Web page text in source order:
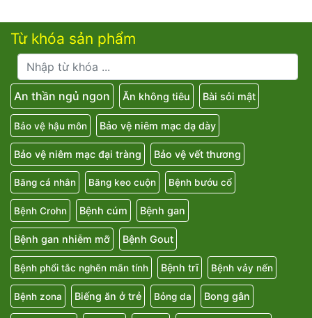
Từ khóa sản phẩm
An thần ngủ ngon Ăn không tiêu Bài sỏi mật
Bảo vệ hậu môn Bảo vệ niêm mạc dạ dày
Bảo vệ niêm mạc đại tràng Bảo vệ vết thương
Băng cá nhân Băng keo cuộn Bệnh bướu cổ
Bệnh Crohn Bệnh cúm Bệnh gan
Bệnh gan nhiễm mỡ Bệnh Gout
Bệnh phổi tắc nghẽn mãn tính Bệnh trĩ Bệnh vảy nến
Bệnh zona Biếng ăn ở trẻ Bỏng da Bong gân